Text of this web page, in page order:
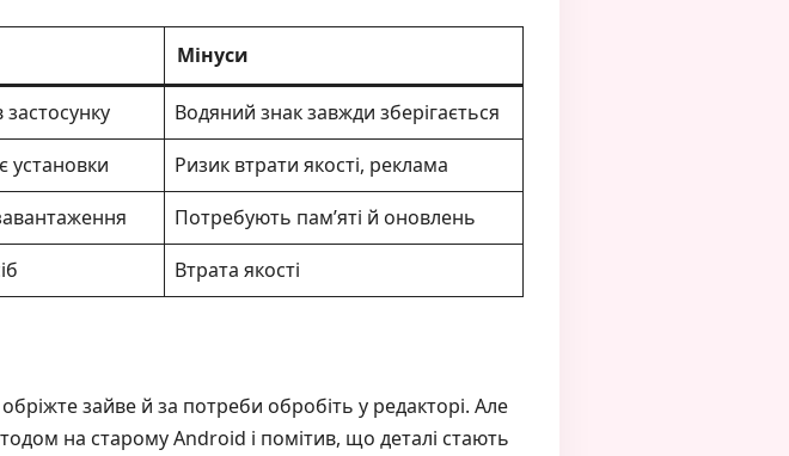
Мінуси
Водяний знак завжди зберігається
установки
Ризик втрати якості, реклама
Потребують пам’яті й оновлень
Втрата якості
зайве й за потреби обробіть у редакторі. Але
на старому Android і помітив, що деталі стають